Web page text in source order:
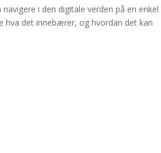
i den digitale verden på en enkel
hva det innebærer, og hvordan det kan